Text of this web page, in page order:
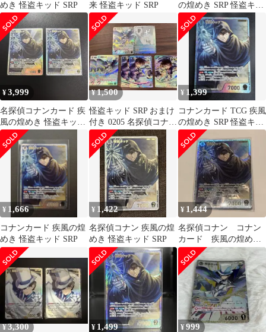
めき 怪盗キッド SRP
来 怪盗キッド SRP
の煌めき SRP 怪盗キッ
ド 白
¥3,999
名探偵コナンカード 疾
風の煌めき 怪盗キッド
SRP 2枚セット
¥1,500
怪盗キッド SRP おまけ
付き 0205 名探偵コナン
カードゲーム
¥ 1,399
コナンカード TCG 疾風
の煌めき SRP 怪盗キッ
ド
¥ 1,666
コナンカード 疾風の煌
めき 怪盗キッド SRP
¥ 1,422
名探偵コナン 疾風の煌
めき 怪盗キッド SRP
¥ 1,444
名探偵コナン コナン
カード 疾風の煌め
き 怪盗キッド SRP
¥3,300 ¥ 1,499 ¥999